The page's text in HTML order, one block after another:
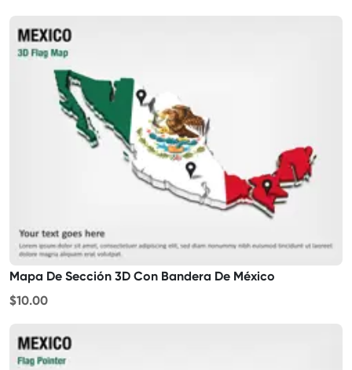
Mapa De Sección 3D Con Bandera De México
$10.00